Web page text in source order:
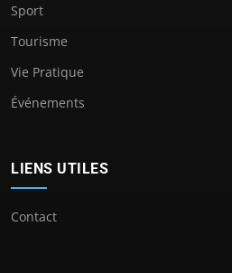
Sport
Tourisme
Vie Pratique
Événements
LIENS UTILES
Contact